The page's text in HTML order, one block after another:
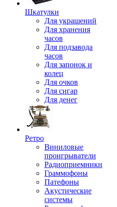
Шкатулки
Для украшений
Для хранения
часов
Для подзавода
часов
Для запонок и
колец
Для очков
Для сигар
Для денег
Ретро
Виниловые
проигрыватели
Радиоприемники
Граммофоны
Патефоны
Акустические
системы